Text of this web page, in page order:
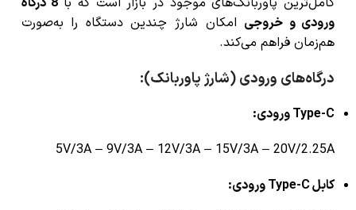
ورودی و خروجی امکان شارژ چندین دستگاه را به‌صورت
هم‌زمان فراهم می‌کند.
درگاه‌های ورودی (شارژ پاوربانک):
Type-C ورودی:
5V/3A – 9V/3A – 12V/3A – 15V/3A – 20V/2.25A
کابل Type-C ورودی: